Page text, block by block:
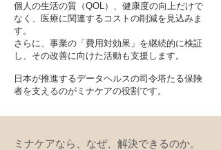
個人の生活の質（QOL）、健康度の向上だけで
なく、医療に関連するコストの削減を見込みま
す。
さらに、事業の「費用対効果」を継続的に検証
し、その改善に向けた活動も支援します。
日本が推進するデータヘルスの司令塔たる保険
者を支えるのがミナケアの役割です。
ミナケアなら、なぜ、解決できるのか。